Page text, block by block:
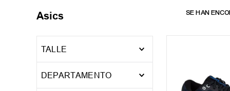
Asics
DEPARTAMENTO
TALLE
35 36
5.